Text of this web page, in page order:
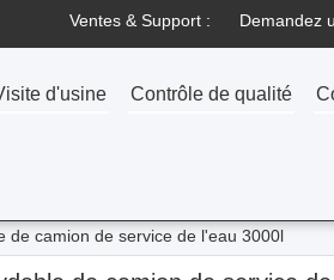
Ventes & Support : Demandez
d'usine Contrôle de qualité
de camion de service de l'eau 3000l